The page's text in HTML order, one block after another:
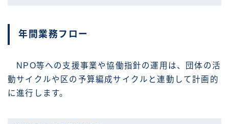
年間業務フロー
NPO等への支援事業や協働指針の運用は、団体の活
動サイクルや区の予算編成サイクルと連動して計画的
に進行します。